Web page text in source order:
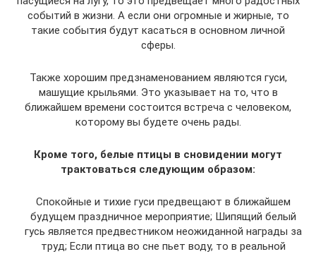
событий в жизни. А если они огромные и жирные, то
такие события будут касаться в основном личной
сферы.
Также хорошим предзнаменованием являются гуси,
машущие крыльями. Это указывает на то, что в
ближайшем времени состоится встреча с человеком,
которому вы будете очень рады.
Кроме того, белые птицы в сновидении могут
трактоваться следующим образом:
Спокойные и тихие гуси предвещают в ближайшем
будущем праздничное мероприятие; Шипящий белый
гусь является предвестником неожиданной награды за
труд; Если птица во сне пьет воду, то в реальной